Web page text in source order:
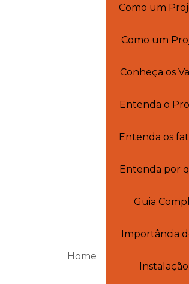
Home
Como um
Como um
Conheça os
Entenda o
Entenda os
Entenda por
Guia
Importância